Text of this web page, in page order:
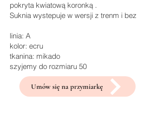
pokryta kwiatową koronką .
Suknia wystepuje w wersji z trenm i bez
linia: A
kolor: ecru
tkanina: mikado
szyjemy do rozmiaru 50
Umów się na przymiarkę